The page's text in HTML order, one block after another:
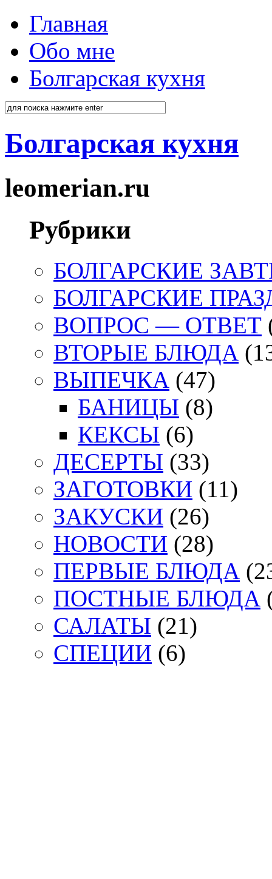
Главная
Обо мне
Болгарская кухня
Болгарская кухня
leomerian.ru
Рубрики
БОЛГАРСКИЕ
БОЛГАРСКИЕ
ВОПРОС — ОТВЕТ
ВТОРЫЕ БЛЮДА
ВЫПЕЧКА (47)
БАНИЦЫ (8)
КЕКСЫ (6)
ДЕСЕРТЫ (33)
ЗАГОТОВКИ (11)
ЗАКУСКИ (26)
НОВОСТИ (28)
ПЕРВЫЕ БЛЮДА
ПОСТНЫЕ БЛЮДА
САЛАТЫ (21)
СПЕЦИИ (6)